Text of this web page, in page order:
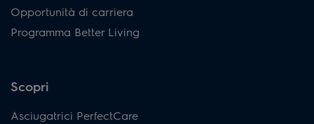
Opportunità di carriera
Programma Better Living
Scopri
Asciugatrici PerfectCare